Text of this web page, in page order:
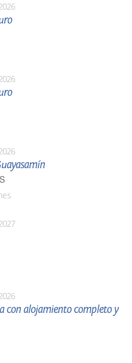
con alojamiento completo y